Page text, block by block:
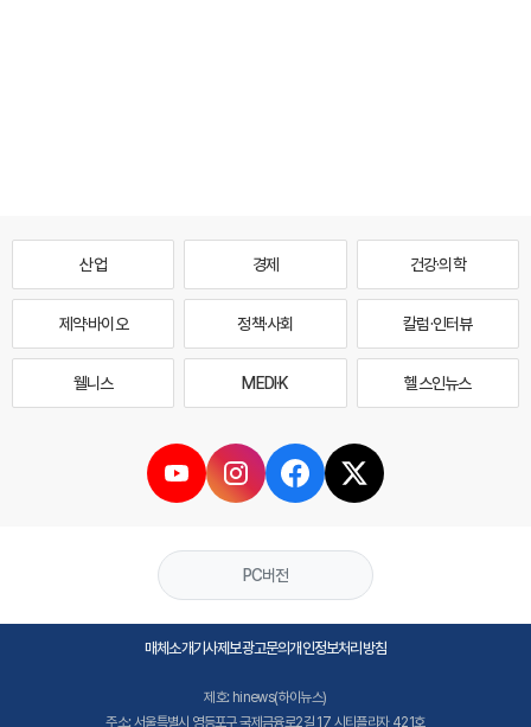
산업 경제 건강·의학
제약·바이오 정책·사회 칼럼·인터뷰
웰니스 MEDI·K 헬스인뉴스
PC버전
매체소개기사제보광고문의개인정보처리방침
제호: hinews(하이뉴스)
주소: 서울특별시 영등포구 국제금융로2길 17 시티플라자 421호